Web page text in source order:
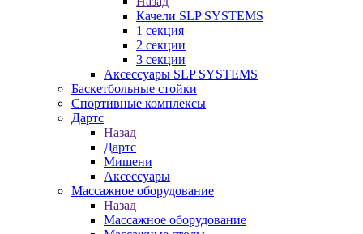
Качели SLP SYSTEMS
1 секция
2 секции
3 секции
Аксессуары SLP SYSTEMS
Баскетбольные стойки
Спортивные комплексы
Дартс
Назад
Дартс
Мишени
Аксессуары
Массажное оборудование
Назад
Массажное оборудование